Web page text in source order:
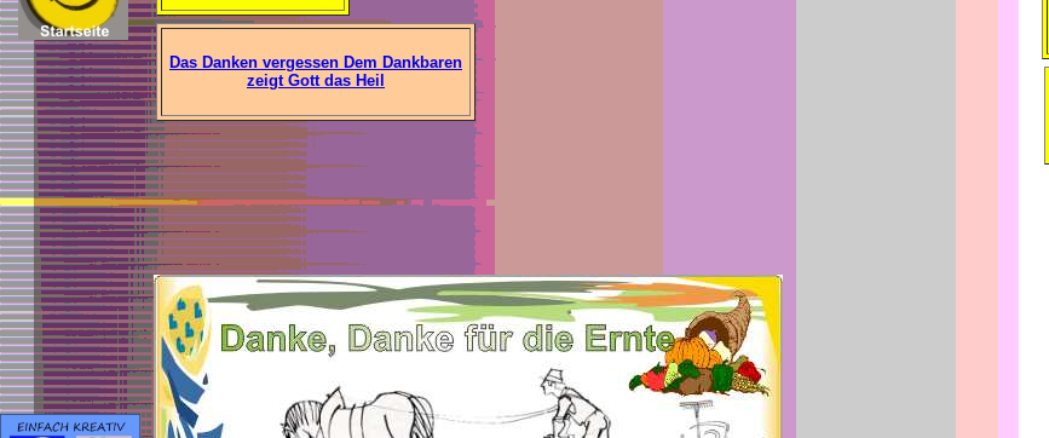
Das Danken vergessen Dem Dankbaren
zeigt Gott das Heil